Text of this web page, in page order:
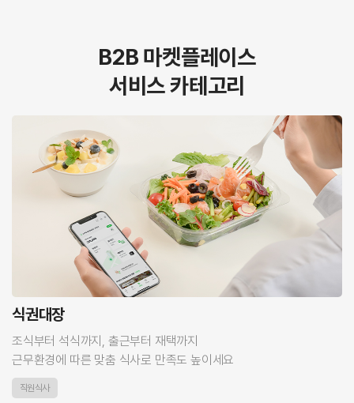
B2B 마켓플레이스
서비스 카테고리
식권대장
조식부터 석식까지, 출근부터 재택까지
근무환경에 따른 맞춤 식사로 만족도 높이세요
직원식사